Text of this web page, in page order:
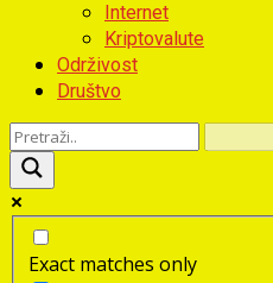
Internet
Kriptovalute
Održivost
Društvo
Exact matches only